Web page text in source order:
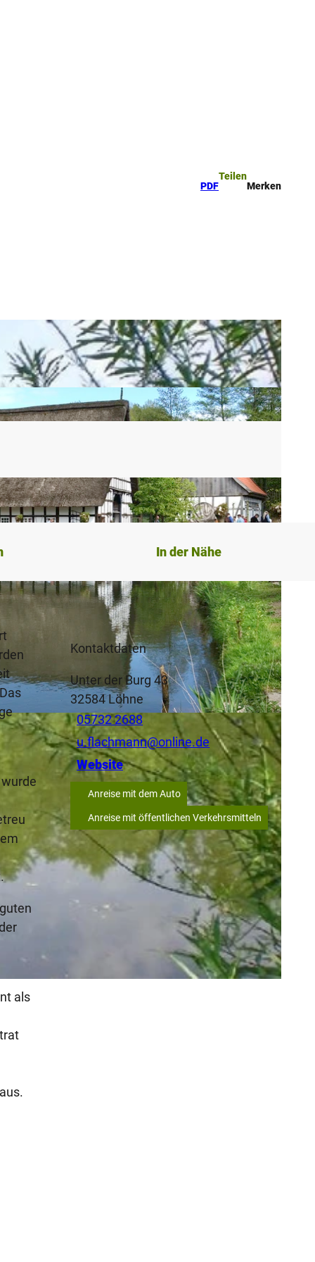
PDF
Teilen
Merken
In der Nähe
als
Kontaktdaten
Unter der Burg 43
32584Löhne
05732 2688
u.flachmann@online.de
Website
Anreise mit dem Auto
Anreise mit öffentlichen Verkehrsmitteln